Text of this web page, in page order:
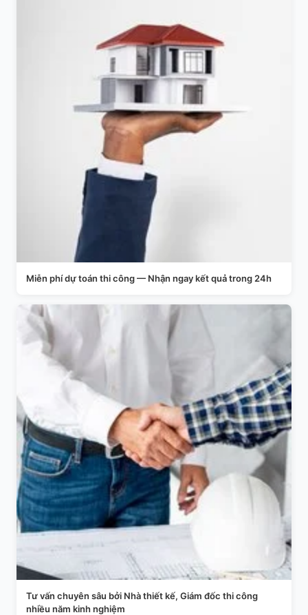
Miễn phí dự toán thi công — Nhận ngay kết quả trong 24h
Tư vấn chuyên sâu bởi Nhà thiết kế, Giám đốc thi công
nhiều năm kinh nghiệm